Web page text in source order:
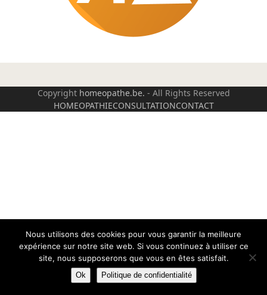
Copyright homeopathe.be. - All Rights Reserved
HOMEOPATHIECONSULTATIONCONTACT
Nous utilisons des cookies pour vous garantir la meilleure
expérience sur notre site web. Si vous continuez à utiliser ce
site, nous supposerons que vous en êtes satisfait.
Ok Politique de confidentialité